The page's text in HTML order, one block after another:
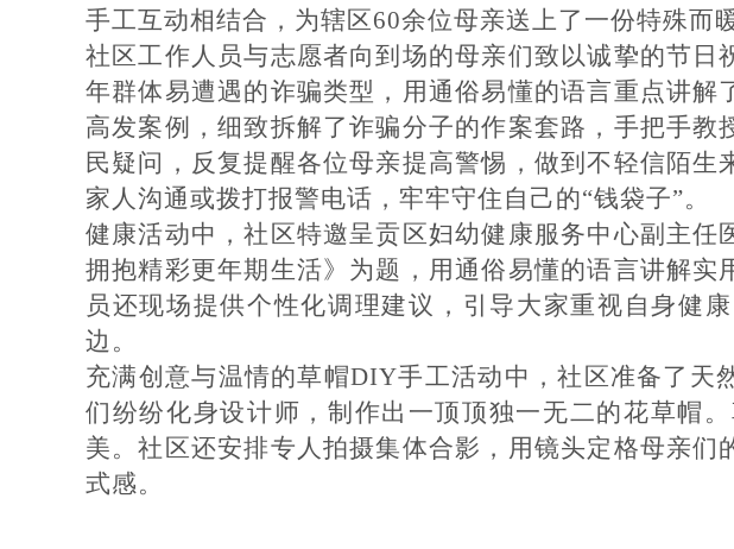
手工互动相结合，为辖区60余位母亲送上了一份特殊而
社区工作人员与志愿者向到场的母亲们致以诚挚的节日
年群体易遭遇的诈骗类型，用通俗易懂的语言重点讲解
高发案例，细致拆解了诈骗分子的作案套路，手把手教
民疑问，反复提醒各位母亲提高警惕，做到不轻信陌
家人沟通或拨打报警电话，牢牢守住自己的“钱袋子”。
健康活动中，社区特邀呈贡区妇幼健康服务中心副主任
拥抱精彩更年期生活》为题，用通俗易懂的语言讲解
员还现场提供个性化调理建议，引导大家重视自身健
边。
充满创意与温情的草帽DIY手工活动中，社区准备了天
们纷纷化身设计师，制作出一顶顶独一无二的花草帽
美。社区还安排专人拍摄集体合影，用镜头定格母亲
式感。